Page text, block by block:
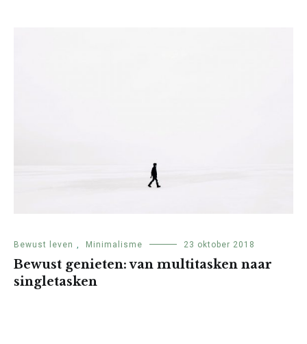
Bewust leven , Minimalisme 23 oktober 2018
Bewust genieten: van multitasken naar
singletasken